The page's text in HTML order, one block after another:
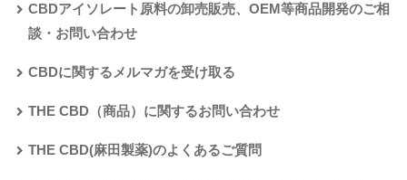
CBDアイソレート原料の卸売販売、OEM等商品開発のご相
談・お問い合わせ
CBDに関するメルマガを受け取る
THE CBD（商品）に関するお問い合わせ
THE CBD(麻田製薬)のよくあるご質問